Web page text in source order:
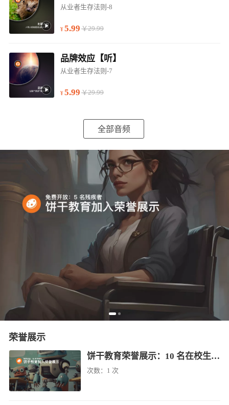
从业者生存法则-8
5.99 ￥29.99
品牌效应【听】
从业者生存法则-7
5.99 ￥29.99
全部音频
荣誉展示
饼干教育荣誉展示：10 名在校生免费学（已结束）
次数： 1 次